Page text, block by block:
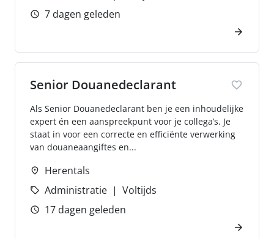
7 dagen geleden
Senior Douanedeclarant
Als Senior Douanedeclarant ben je een inhoudelijke
expert én een aanspreekpunt voor je collega’s. Je
staat in voor een correcte en efficiënte verwerking
van douaneaangiftes en...
Herentals
Administratie
Voltijds
17 dagen geleden